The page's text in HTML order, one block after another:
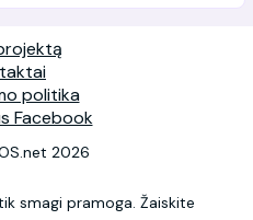
politika
Facebook
2026
smagi pramoga. Žaiskite